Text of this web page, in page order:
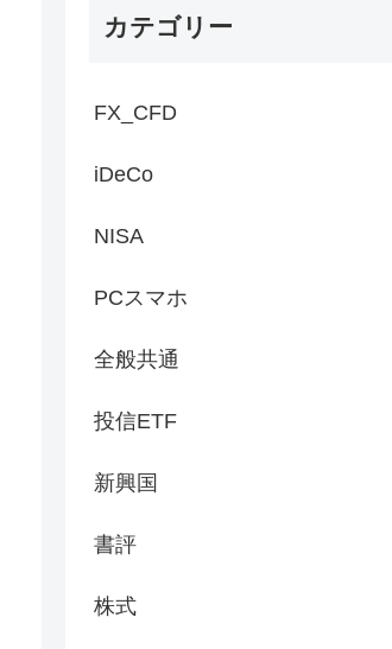
カテゴリー
FX_CFD
iDeCo
NISA
PCスマホ
全般共通
投信ETF
新興国
書評
株式